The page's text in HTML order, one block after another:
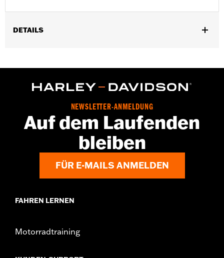
DETAILS
von zwei Bremsscheiben-Kits, Teilenummer 41500212.
Installationsanleitung
Position auf Motorrad:Vorn
Separat erhältlich: Radeinbaukit, Befestigungsteile für Ritzel
und Bremsscheibe
In Einheiten erhältlich:Jeweils
Aluminiumguss
Rad und Installationsanleitung
Felgendimension:19 Inch
d.com/warrantyfor full details
Schrauben-Satzes für Ritzel sowie von
NEWSLETTER-ANMELDUNG
Auf dem Laufenden
bleiben
FÜR E-MAILS ANMELDEN
FAHREN LERNEN
Motorradtraining